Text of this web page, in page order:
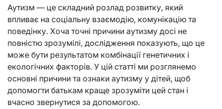
Аутизм — це складний розлад розвитку, який
впливає на соціальну взаємодію, комунікацію та
поведінку. Хоча точні причини аутизму досі не
повністю зрозумілі, дослідження показують, що це
може бути результатом комбінації генетичних і
екологічних факторів. У цій статті ми розглянемо
основні причини та ознаки аутизму у дітей, щоб
допомогти батькам краще зрозуміти цей стан і
вчасно звернутися за допомогою.